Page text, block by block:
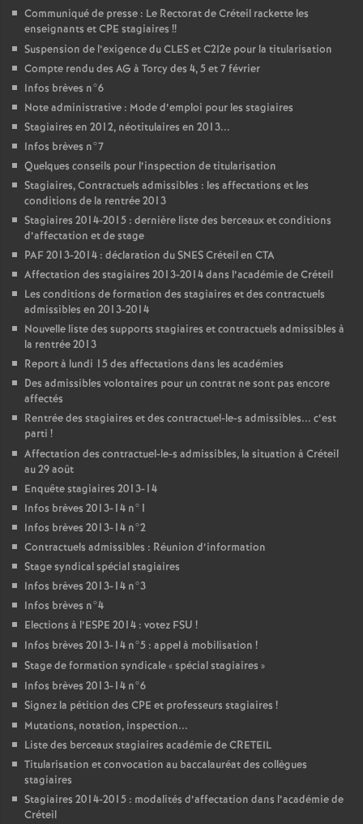
Communiqué de presse : Le Rectorat de Créteil rackette les
enseignants etCPE stagiaires !!
Suspension de l’exigence duCLESet C2I2e pour la titularisation
Compte rendu des AG à Torcy des 4, 5 et 7 février
Infos brèves n°6
Note administrative : Mode d’emploi pour les stagiaires
Stagiaires en 2012, néotitulaires en 2013...
Infos brèves n°7
Quelques conseils pour l’inspection de titularisation
Stagiaires, Contractuels admissibles : les affectations et les
conditions de la rentrée 2013
Stagiaires 2014-2015 : dernière liste des berceaux et conditions
d’affectation et de stage
PAF2013-2014 : déclaration duSNESCréteil en CTA
Affectation des stagiaires 2013-2014 dans l’académie de Créteil
Les conditions de formation des stagiaires et des contractuels
admissibles en 2013-2014
Nouvelle liste des supports stagiaires et contractuels admissibles à
la rentrée 2013
Report à lundi 15 des affectations dans les académies
Des admissibles volontaires pour un contrat ne sont pas encore
affectés
Rentrée des stagiaires et des contractuel-le-s admissibles... c’est
parti !
Affectation des contractuel-le-s admissibles, la situation à Créteil
au 29 août
Enquête stagiaires 2013-14
Infos brèves 2013-14 n°1
Infos brèves 2013-14 n°2
Contractuels admissibles : Réunion d’information
Stage syndical spécial stagiaires
Infos brèves 2013-14 n°3
Infos brèves n°4
Elections à l’ESPE 2014 : votez FSU !
Infos brèves 2013-14 n°5 : appel à mobilisation !
Stage de formation syndicale «spécial stagiaires »
Infos brèves 2013-14 n°6
Signez la pétition des CPE et professeurs stagiaires !
Mutations, notation, inspection...
Liste des berceaux stagiaires académie deCRETEIL
Titularisation et convocation au baccalauréat des collègues
stagiaires
Stagiaires 2014-2015 : modalités d’affectation dans l’académie de
Créteil